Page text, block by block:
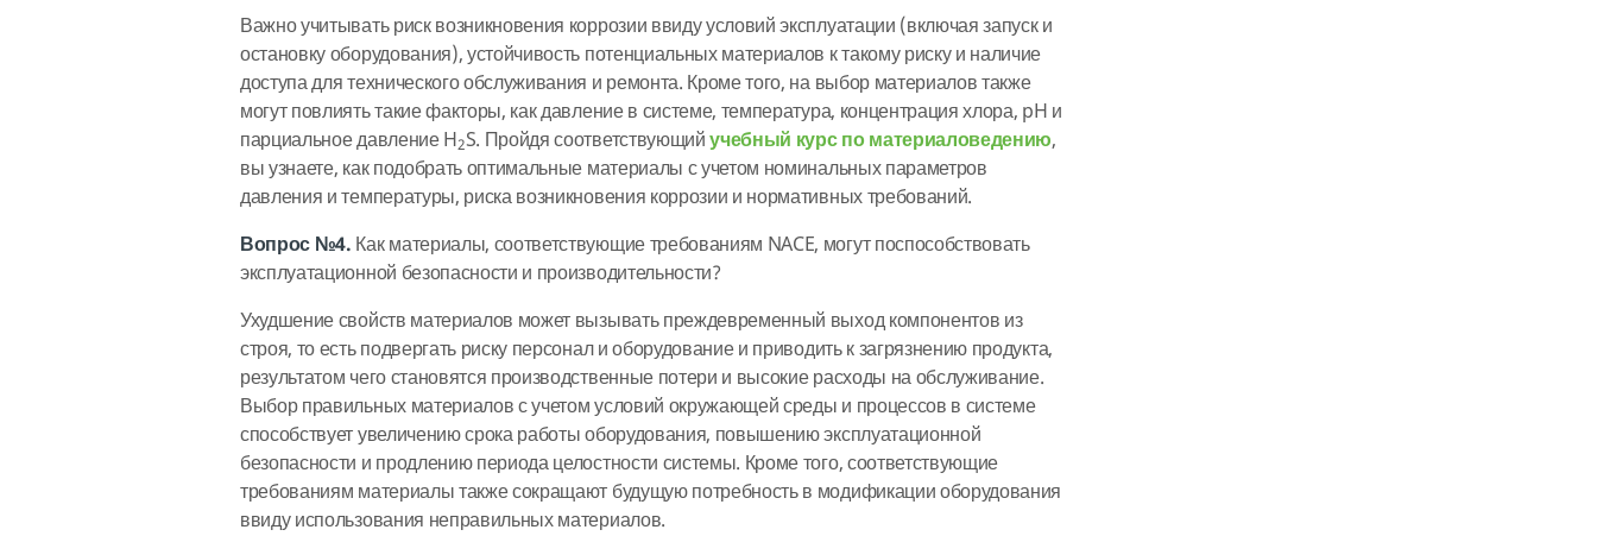
Важно учитывать риск возникновения коррозии ввиду условий эксплуатации (включая запуск и
остановку оборудования), устойчивость потенциальных материалов к такому риску и наличие
доступа для технического обслуживания и ремонта. Кроме того, на выбор материалов также
могут повлиять такие факторы, как давление в системе, температура, концентрация хлора, pH и
парциальное давление H2S. Пройдя соответствующийучебный курс по материаловедению,
вы узнаете, как подобрать оптимальные материалы с учетом номинальных параметров
давления и температуры, риска возникновения коррозии и нормативных требований.
Вопрос №4. Как материалы, соответствующие требованиям NACE, могут поспособствовать
эксплуатационной безопасности и производительности?
Ухудшение свойств материалов может вызывать преждевременный выход компонентов из
строя, то есть подвергать риску персонал и оборудование и приводить к загрязнению продукта,
результатом чего становятся производственные потери и высокие расходы на обслуживание.
Выбор правильных материалов с учетом условий окружающей среды и процессов в системе
способствует увеличению срока работы оборудования, повышению эксплуатационной
безопасности и продлению периода целостности системы. Кроме того, соответствующие
требованиям материалы также сокращают будущую потребность в модификации оборудования
ввиду использования неправильных материалов.